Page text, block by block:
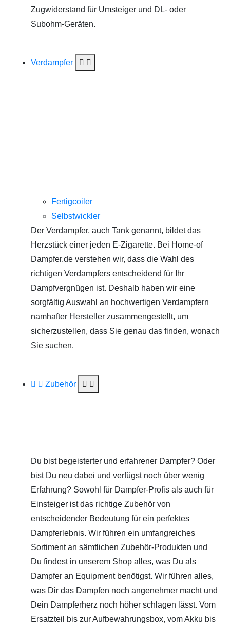
Zugwiderstand für Umsteiger und DL- oder
Subohm-Geräten.
Verdampfer
Fertigcoiler
Selbstwickler
Der Verdampfer, auch Tank genannt, bildet das
Herzstück einer jeden E-Zigarette. Bei Home-of
Dampfer.de verstehen wir, dass die Wahl des
richtigen Verdampfers entscheidend für Ihr
Dampfvergnügen ist. Deshalb haben wir eine
sorgfältig Auswahl an hochwertigen Verdampfern
namhafter Hersteller zusammengestellt, um
sicherzustellen, dass Sie genau das finden, wonach
Sie suchen.
Zubehör
Du bist begeisterter und erfahrener Dampfer? Oder
bist Du neu dabei und verfügst noch über wenig
Erfahrung? Sowohl für Dampfer-Profis als auch für
Einsteiger ist das richtige Zubehör von
entscheidender Bedeutung für ein perfektes
Dampferlebnis. Wir führen ein umfangreiches
Sortiment an sämtlichen Zubehör-Produkten und
Du findest in unserem Shop alles, was Du als
Dampfer an Equipment benötigst. Wir führen alles,
was Dir das Dampfen noch angenehmer macht und
Dein Dampferherz noch höher schlagen lässt. Vom
Ersatzteil bis zur Aufbewahrungsbox, vom Akku bis